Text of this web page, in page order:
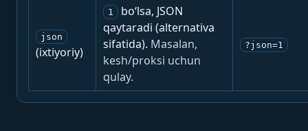
json
(ixtiyoriy)
1
bo‘lsa, JSON
qaytaradi (alternativa
sifatida). Masalan,
kesh/proksi uchun
qulay.
?json=1